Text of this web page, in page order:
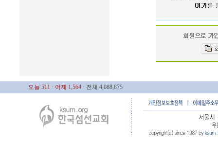
오늘 511 · 어제 1,564 · 전체 4,088,875